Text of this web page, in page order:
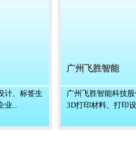
计、标签生
业...
广州飞胜智能
广州飞胜智能科技
3D打印材料、打印